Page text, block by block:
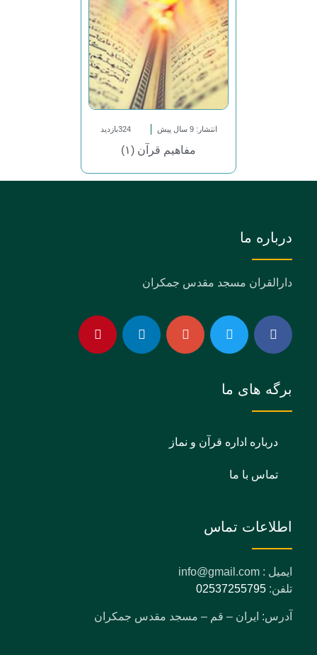
انتشار: 9 سال پیش 324بازدید
مفاهیم قرآن (۱)
درباره ما
دارالقران مسجد مقدس جمکران
برگه های ما
درباره اداره قرآن و نماز
تماس با ما
اطلاعات تماس
ایمیل : info@gmail.com
تلفن: 02537255795
آدرس: ایران – قم – مسجد مقدس جمکران